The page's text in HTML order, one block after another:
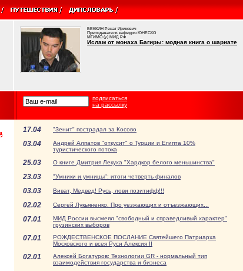
БЕККИН Ренат Ирикович
Преподаватель кафедры ЮНЕСКО
МГИМО (у) МИД РФ
Ислам от монаха Багиры: модная книга о шариате
подписаться
на рассылку
17.04 "Зенит" пострадал за Косово
03.04
Андрей Алпатов "откусит" о Турции и Египта 10%
туристического потока
25.03 О книге Дмитрия Лекуха "Хардкор белого меньшинства"
23.03 "Умники и умницы": итоги четверть финалов
03.03 Виват, Медвед! Русь, лови позитифф!!!
02.02 Сергей Лукьяненко. Про уезжающих и отъезжающих...
07.01
МИД России высмеял "свободный и справедливый характер"
грузинских выборов
07.01
РОЖДЕСТВЕНСКОЕ ПОСЛАНИЕ Святейшего Патриарха
Московского и всея Руси Алексия II
02.01
Алексей Богатуров: Технологии GR - нормальный тип
взаимодействия государства и бизнеса